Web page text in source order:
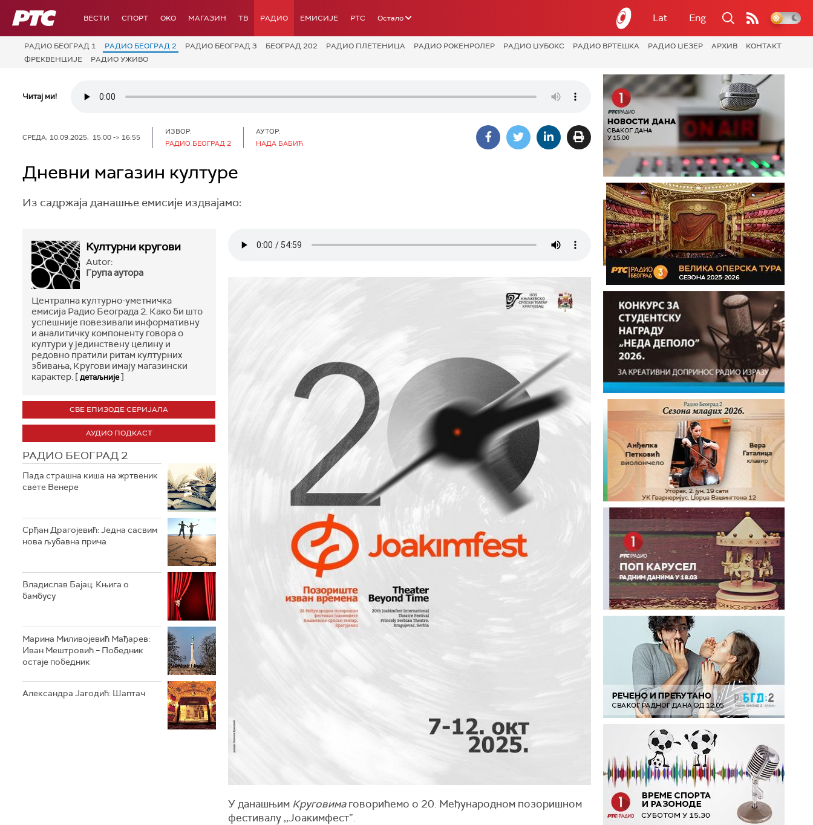
РТС ВЕСТИ СПОРТ OKO МАГАЗИН ТВ РАДИО ЕМИСИЈЕ РТС Остало Lat Eng
РАДИО БЕОГРАД 1 РАДИО БЕОГРАД 2 РАДИО БЕОГРАД 3 БЕОГРАД 202 РАДИО ПЛЕТЕНИЦА РАДИО РОКЕНРОЛЕР РАДИО ЏУБОКС РАДИО ВРТЕШКА РАДИО ЏЕЗЕР АРХИВ
КОНТАКТ
ФРЕКВЕНЦИЈЕ
РАДИО УЖИВО
Читај ми!
СРЕДА, 10.09.2025, 15:00 -> 16:55
ИЗВОР:
РАДИО БЕОГРАД 2
АУТОР:
НАДА БАБИЋ
Дневни магазин културе
Из садржаја данашње емисије издвајамо:
Културни кругови
Autor:
Група аутора
Централна културно-уметничка
емисија Радио Београда 2. Како би што
успешније повезивали информативну
и аналитичку компоненту говора о
култури у јединствену целину и
редовно пратили ритам културних
збивања, Кругови имају магазински
карактер. [детаљније]
СВЕ ЕПИЗОДЕ СЕРИЈАЛА
АУДИО ПОДКАСТ
РАДИО БЕОГРАД 2
Пада страшна киша на жртвеник
свете Венере
Срђан Драгојевић: Једна сасвим
нова љубавна прича
Владислав Бајац: Књига о
бамбусу
Марина Миливојевић Мађарев:
Иван Мештровић – Победник
остаје победник
Александра Јагодић: Шаптач
У данашњим Круговимаговорићемо о 20. Међународном позоришном
фестивалу ,,Јоакимфест”.